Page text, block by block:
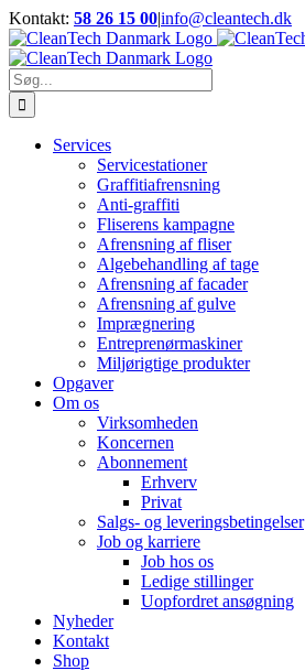
Skip
to
content
Kontakt: 58 26 15 00|info@cleantech.dk
Facebook
LinkedIn
YouTube
Søg
efter:
Services
Servicestationer
Graffitiafrensning
Anti-graffiti
Fliserens kampagne
Afrensning af fliser
Algebehandling af tage
Afrensning af facader
Afrensning af gulve
Imprægnering
Entreprenørmaskiner
Miljørigtige produkter
Opgaver
Om os
Virksomheden
Koncernen
Abonnement
Erhverv
Privat
Salgs- og leveringsbetingelser
Job og karriere
Job hos os
Ledige stillinger
Uopfordret ansøgning
Nyheder
Kontakt
Shop